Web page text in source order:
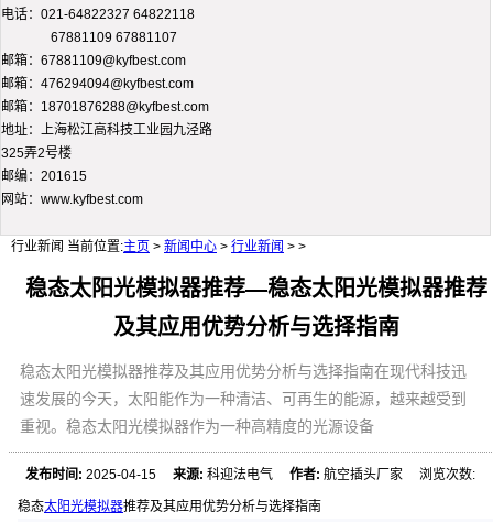
电话：021-64822327 64822118
67881109 67881107
邮箱：67881109@kyfbest.com
邮箱：476294094@kyfbest.com
邮箱：18701876288@kyfbest.com
地址：上海松江高科技工业园九泾路
325弄2号楼
邮编：201615
网站：www.kyfbest.com
行业新闻 当前位置:主页 > 新闻中心 > 行业新闻 > >
稳态太阳光模拟器推荐—稳态太阳光模拟器推荐
及其应用优势分析与选择指南
稳态太阳光模拟器推荐及其应用优势分析与选择指南在现代科技迅
速发展的今天，太阳能作为一种清洁、可再生的能源，越来越受到
重视。稳态太阳光模拟器作为一种高精度的光源设备
发布时间: 2025-04-15来源: 科迎法电气作者: 航空插头厂家 浏览次数:
稳态太阳光模拟器推荐及其应用优势分析与选择指南